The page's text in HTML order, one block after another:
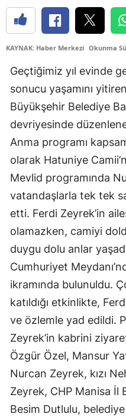
KAYNAK: Haber Merkezi Okunma
Geçtiğimiz yıl evinde
sonucu yaşamını
Büyükşehir Belediye
devriyesinde
Anma programı
olarak Hatuniye
Mevlid programında
vatandaşlarla tek tek
etti. Ferdi Zeyrek’in
olamazken, camiyi
duygu dolu anlar
Cumhuriyet
ikramında bulunuldu.
katıldığı etkinlikte,
ve özlemle yad edildi.
Zeyrek’in kabrini
Özgür Özel, Mansur
Nurcan Zeyrek, kızı
Zeyrek, CHP Manisa İl
Besim Dutlulu,